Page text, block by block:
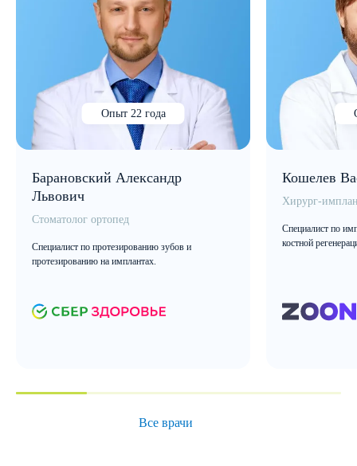
Опыт 22 года
Барановский Александр
Львович
Стоматолог ортопед
Специалист по протезированию зубов и
протезированию на имплантах.
Кошелев
Хирург-
Специалист по
костной
Все врачи